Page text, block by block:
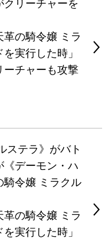
リーチャーを
の騎令嬢 ミラ
実行した時」
ーチャーも攻撃
ステラ》がバト
《デーモン・ハ
騎令嬢 ミラクル
の騎令嬢 ミラ
実行した時」